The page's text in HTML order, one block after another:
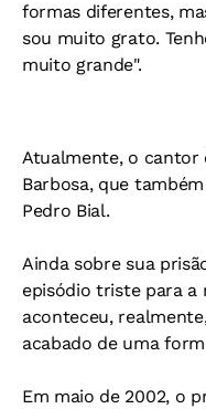
formas diferentes,
sou muito grato.
muito grande".
Atualmente, o cantor
Barbosa, que
Pedro Bial.
Ainda sobre sua
episódio triste para a
aconteceu,
acabado de uma
Em maio de 2002, o